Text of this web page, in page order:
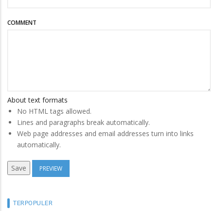
COMMENT
About text formats
No HTML tags allowed.
Lines and paragraphs break automatically.
Web page addresses and email addresses turn into links
automatically.
TERPOPULER